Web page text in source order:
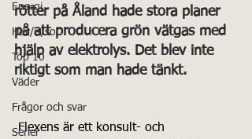
Energi
Hav/is/sol
Top 10
Väder
Frågor och svar
Serier
rötter på Åland hade stora planer
på att producera grön vätgas med
hjälp av elektrolys. Det blev inte
riktigt som man hade tänkt.
Flexens är ett konsult- och